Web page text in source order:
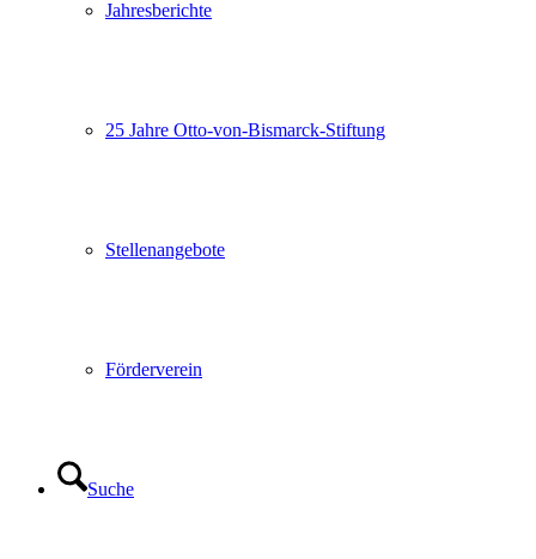
Jahresberichte
25 Jahre Otto-von-Bismarck-Stiftung
Stellenangebote
Förderverein
Suche